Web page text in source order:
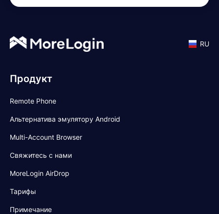
RU
Продукт
Remote Phone
Альтернатива эмулятору Android
Multi-Account Browser
Свяжитесь с нами
MoreLogin AirDrop
Тарифы
Примечание